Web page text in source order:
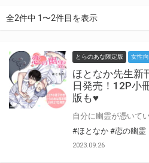
全2件中 1〜2件目を表示
とらのあな限定版 女性
ほとなか先生新
日発売！12P小
版も♥
#ほとなか #恋の幽霊
2023.09.26